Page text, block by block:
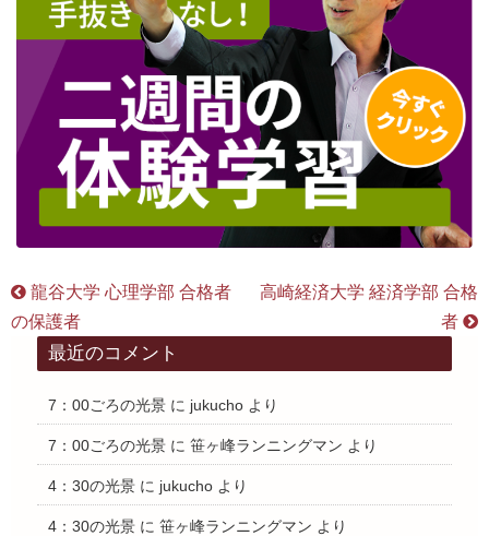
龍谷大学 心理学部 合格者
の保護者
高崎経済大学 経済学部 合格
者
最近のコメント
7：00ごろの光景に jukuchoより
7：00ごろの光景に 笹ヶ峰ランニングマン より
4：30の光景に jukuchoより
4：30の光景に 笹ヶ峰ランニングマン より